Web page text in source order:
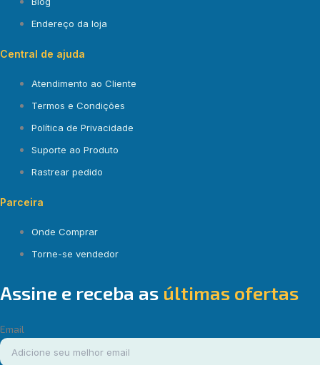
Endereço da loja
Central de ajuda
Atendimento ao Cliente
Termos e Condições
Política de Privacidade
Suporte ao Produto
Rastrear pedido
Parceira
Onde Comprar
Torne-se vendedor
Assine e receba as últimas ofertas
Email